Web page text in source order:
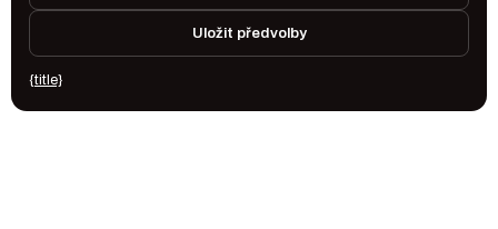
Uložit předvolby
{title}